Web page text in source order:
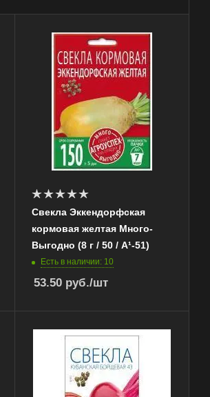
Свекла Эккендорфская
кормовая желтая Много-
Выгодно (8 г / 50 / А¹-51)
Есть в наличии: 10
53.50 руб./шт